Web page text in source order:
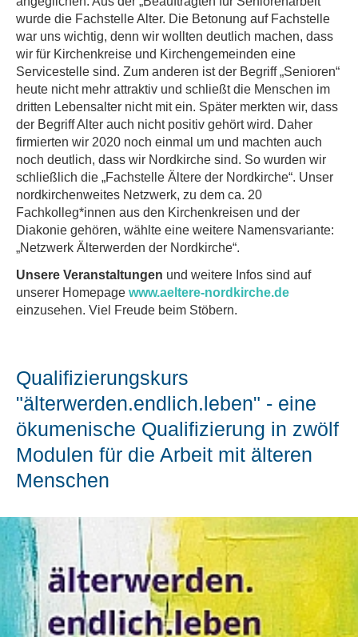
wurde die Fachstelle Alter. Die Betonung auf Fachstelle
war uns wichtig, denn wir wollten deutlich machen, dass
wir für Kirchenkreise und Kirchengemeinden eine
Servicestelle sind. Zum anderen ist der Begriff „Senioren“
heute nicht mehr attraktiv und schließt die Menschen im
dritten Lebensalter nicht mit ein. Später merkten wir, dass
der Begriff Alter auch nicht positiv gehört wird. Daher
firmierten wir 2020 noch einmal um und machten auch
noch deutlich, dass wir Nordkirche sind. So wurden wir
schließlich die „Fachstelle Ältere der Nordkirche“. Unser
nordkirchenweites Netzwerk, zu dem ca. 20
Fachkolleg*innen aus den Kirchenkreisen und der
Diakonie gehören, wählte eine weitere Namensvariante:
„Netzwerk Älterwerden der Nordkirche“.
Unsere Veranstaltungen und weitere Infos sind auf
unserer Homepage www.aeltere-nordkirche.de
einzusehen. Viel Freude beim Stöbern.
Qualifizierungskurs
"älterwerden.endlich.leben" - eine
ökumenische Qualifizierung in zwölf
Modulen für die Arbeit mit älteren
Menschen